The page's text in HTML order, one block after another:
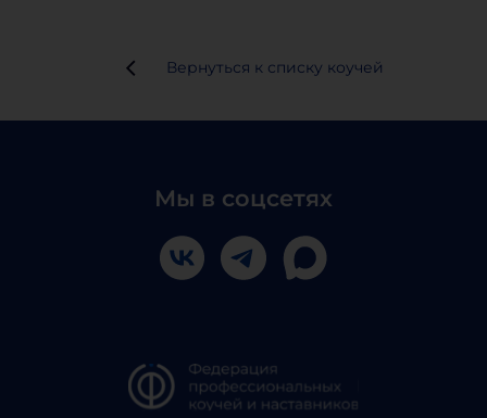
Вернуться к списку коучей
Мы в соцсетях